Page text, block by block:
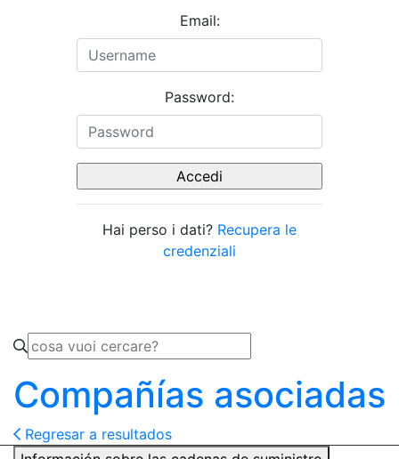
Email:
Password:
Hai perso i dati? Recupera le
credenziali
Compañías asociadas
Regresar a resultados